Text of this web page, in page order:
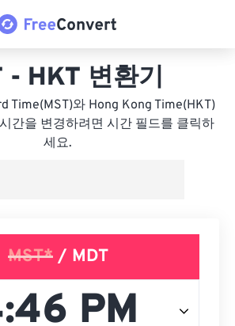
- HKT 변환기
Time(MST)와 Hong Kong Time(HKT)
간을 변경하려면 시간 필드를 클릭하
세요.
MST*/ MDT